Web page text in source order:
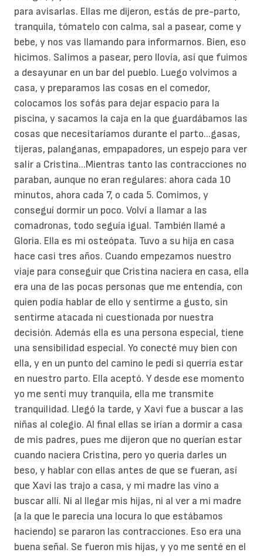
para avisarlas. Ellas me dijeron, estás de pre-parto,
tranquila, tómatelo con calma, sal a pasear, come y
bebe, y nos vas llamando para informarnos. Bien, eso
hicimos. Salimos a pasear, pero llovía, así que fuimos
a desayunar en un bar del pueblo. Luego volvimos a
casa, y preparamos las cosas en el comedor,
colocamos los sofás para dejar espacio para la
piscina, y sacamos la caja en la que guardábamos las
cosas que necesitaríamos durante el parto...gasas,
tijeras, palanganas, empapadores, un espejo para ver
salir a Cristina...Mientras tanto las contracciones no
paraban, aunque no eran regulares: ahora cada 10
minutos, ahora cada 7, o cada 5. Comimos, y
conseguí dormir un poco. Volví a llamar a las
comadronas, todo seguía igual. También llamé a
Gloria. Ella es mi osteópata. Tuvo a su hija en casa
hace casi tres años. Cuando empezamos nuestro
viaje para conseguir que Cristina naciera en casa, ella
era una de las pocas personas que me entendía, con
quien podía hablar de ello y sentirme a gusto, sin
sentirme atacada ni cuestionada por nuestra
decisión. Además ella es una persona especial, tiene
una sensibilidad especial. Yo conecté muy bien con
ella, y en un punto del camino le pedí si querría estar
en nuestro parto. Ella aceptó. Y desde ese momento
yo me sentí muy tranquila, ella me transmite
tranquilidad. Llegó la tarde, y Xavi fue a buscar a las
niñas al colegio. Al final ellas se irían a dormir a casa
de mis padres, pues me dijeron que no querían estar
cuando naciera Cristina, pero yo quería darles un
beso, y hablar con ellas antes de que se fueran, así
que Xavi las trajo a casa, y mi madre las vino a
buscar allí. Ni al llegar mis hijas, ni al ver a mi madre
(a la que le parecía una locura lo que estábamos
haciendo) se pararon las contracciones. Eso era una
buena señal. Se fueron mis hijas, y yo me senté en el